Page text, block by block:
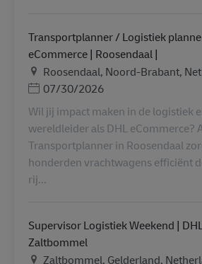
Transportplanner / Logistiek
eCommerce | Roosendaal |
LieuRoosendaal, Noord-Brabant,
Posted Date
07/30/2026
Wil jij impact maken in de logistiek
wereldleider als DHL eCommerce?
Transportplanner in Roosendaal
honderden vrachtwagens efficiënt
rij...
Supervisor Logistiek Weekend |
Zaltbommel
LieuZaltbommel, Gelderland,